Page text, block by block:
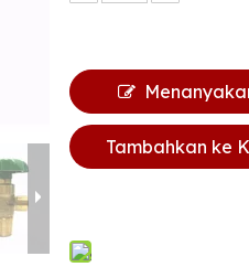
Tambahkan ke